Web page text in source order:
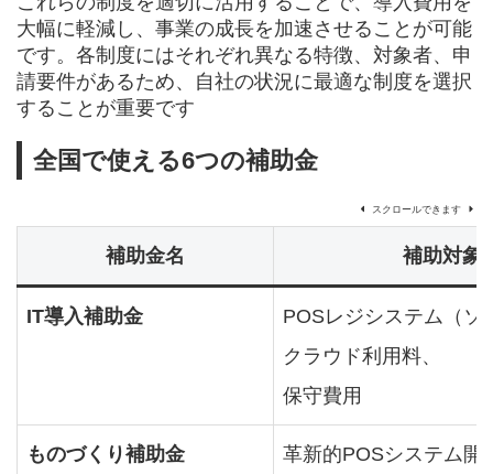
大幅に軽減し、事業の成長を加速させることが可能
です。各制度にはそれぞれ異なる特徴、対象者、申
請要件があるため、自社の状況に最適な制度を選択
することが重要です
全国で使える6つの補助金
スクロールできます
補助金名 補助対象
IT導入補助金
POSレジシステム（ソ
クラウド利用料、
保守費用
ものづくり補助金
革新的POSシステム開